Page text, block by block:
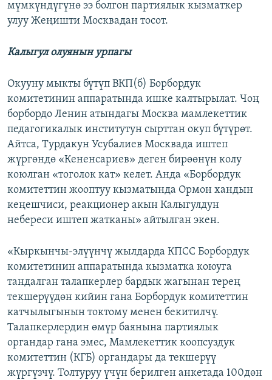
мүмкүндүгүнө ээ болгон партиялык кызматкер
улуу Жеңишти Москвадан тосот.
Калыгул олуянын урпагы
Окууну мыкты бүтүп ВКП(б) Борбордук
комитетинин аппаратында ишке калтырылат. Чоң
борбордо Ленин атындагы Москва мамлекеттик
педагогикалык институтун сырттан окуп бүтүрөт.
Айтса, Турдакун Усубалиев Москвада иштеп
жүргөндө «Кененсариев» деген бирөөнүн колу
коюлган «тоголок кат» келет. Анда «Борбордук
комитеттин жооптуу кызматында Ормон хандын
кеңешчиси, реакционер акын Калыгулдун
небереси иштеп жатканы» айтылган экен.
«Кыркынчы-элүүнчү жылдарда КПСС Борбордук
комитетинин аппаратында кызматка коюуга
тандалган талапкерлер бардык жагынан терең
текшерүүдөн кийин гана Борбордук комитеттин
катчылыгынын токтому менен бекитилчү.
Талапкерлердин өмүр баянына партиялык
органдар гана эмес, Мамлекеттик коопсуздук
комитеттин (КГБ) органдары да текшерүү
жүргүзчү. Толтуруу үчүн берилген анкетада 100дөн